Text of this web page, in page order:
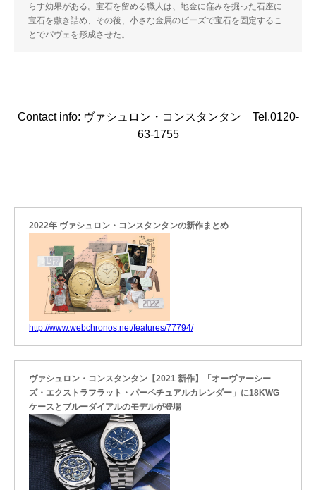
らす効果がある。宝石を留める職人は、地金に窪みを掘った石座に
宝石を敷き詰め、その後、小さな金属のビーズで宝石を固定するこ
とでパヴェを形成させた。
Contact info: ヴァシュロン・コンスタンタン Tel.0120-
63-1755
2022年 ヴァシュロン・コンスタンタンの新作まとめ
http://www.webchronos.net/features/77794/
ヴァシュロン・コンスタンタン【2021 新作】「オーヴァーシー
ズ・エクストラフラット・パーペチュアルカレンダー」に18KWG
ケースとブルーダイアルのモデルが登場